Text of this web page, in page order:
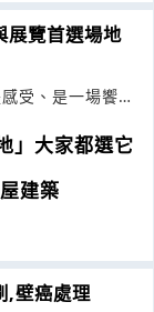
展覽首選場地
受、是一場饗
」大家都選它
建築
,壁癌處理